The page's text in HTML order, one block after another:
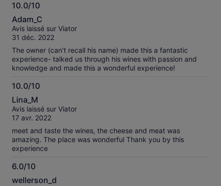
10.0/10
10.0
sur
10
Adam_C
Avis laissé sur Viator
31 déc. 2022
The owner (can’t recall his name) made this a fantastic
experience- talked us through his wines with passion and
knowledge and made this a wonderful experience!
10.0/10
10.0
sur
10
Lina_M
Avis laissé sur Viator
17 avr. 2022
meet and taste the wines, the cheese and meat was
amazing. The place was wonderful Thank you by this
experience
6.0/10
wellerson_d